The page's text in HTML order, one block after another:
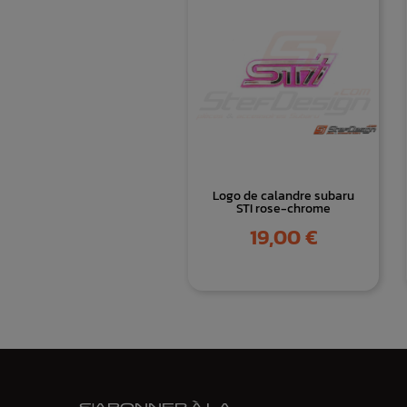
Logo de calandre subaru
STI rose-chrome
Prix
19,00 €